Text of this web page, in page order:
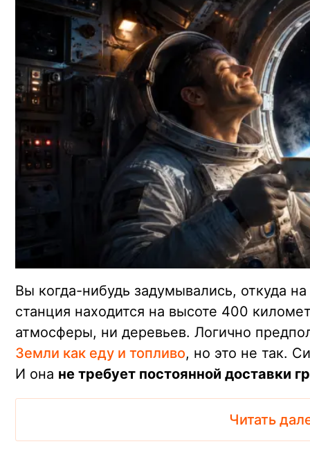
Вы когда-нибудь задумывались, откуда
станция находится на высоте 400
атмосферы, ни деревьев. Логично
Земли как еду и топливо, но это не так.
И она не требует постоянной доставки
Читать